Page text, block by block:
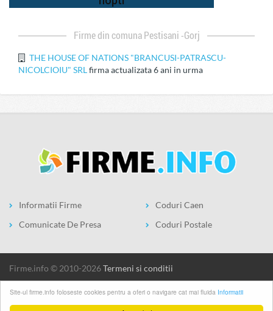
Site-ul firme.info foloseste cookies pentru a oferi o navigare cat mai fluida Informatii
firme din comuna Pestisani -Gorj
THE HOUSE OF NATIONS "BRANCUSI-PATRASCU-
NICOLCIOIU" SRLfirma actualizata 6 ani in urma
Informatii Firme
Comunicate De Presa
Coduri Caen
Coduri Postale
firme.info © 2010-2026Termeni si conditii
1 2 3 4 5 6 7 8 9 10